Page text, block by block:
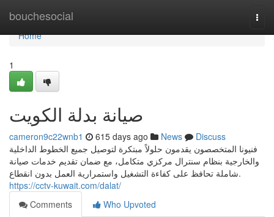
bouchesocial
Home
Home
1
صيانة بدلة الكويت
cameron9c22wnb1 615 days ago News
Discuss
فنيونا المتخصصون يقدمون حلولاً مبتكرة لتوصيل جميع الخطوط الداخلية
والخارجية بنظام سنترال مركزي متكامل، مع ضمان تقديم خدمات صيانة
شاملة تحافظ على كفاءة التشغيل واستمرارية العمل بدون انقطاع.
https://cctv-kuwait.com/dalat/
Comments
Who Upvoted